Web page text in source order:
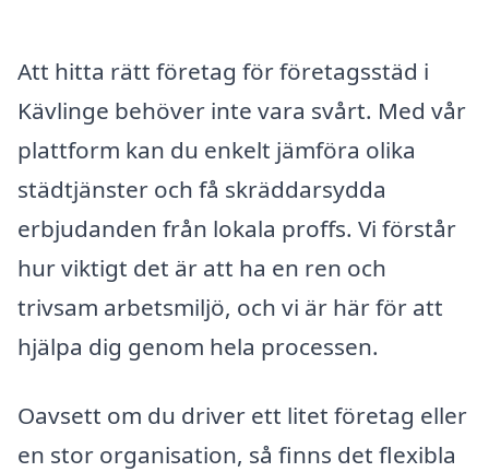
Att hitta rätt företag för företagsstäd i
Kävlinge behöver inte vara svårt. Med vår
plattform kan du enkelt jämföra olika
städtjänster och få skräddarsydda
erbjudanden från lokala proffs. Vi förstår
hur viktigt det är att ha en ren och
trivsam arbetsmiljö, och vi är här för att
hjälpa dig genom hela processen.
Oavsett om du driver ett litet företag eller
en stor organisation, så finns det flexibla